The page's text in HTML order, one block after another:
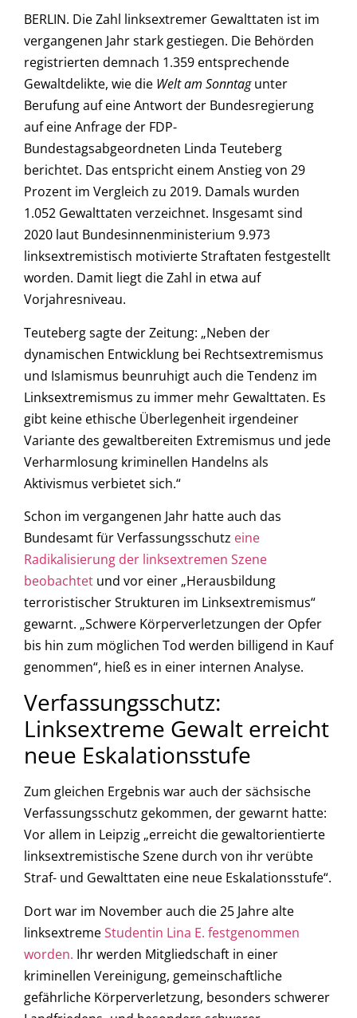
BERLIN. Die Zahl linksextremer Gewalttaten ist im
vergangenen Jahr stark gestiegen. Die Behörden
registrierten demnach 1.359 entsprechende
Gewaltdelikte, wie die Welt am Sonntagunter
Berufung auf eine Antwort der Bundesregierung
auf eine Anfrage der FDP-
Bundestagsabgeordneten Linda Teuteberg
berichtet. Das entspricht einem Anstieg von 29
Prozent im Vergleich zu 2019. Damals wurden
1.052 Gewalttaten verzeichnet. Insgesamt sind
2020 laut Bundesinnenministerium 9.973
linksextremistisch motivierte Straftaten festgestellt
worden. Damit liegt die Zahl in etwa auf
Vorjahresniveau.
Teuteberg sagte der Zeitung: „Neben der
dynamischen Entwicklung bei Rechtsextremismus
und Islamismus beunruhigt auch die Tendenz im
Linksextremismus zu immer mehr Gewalttaten. Es
gibt keine ethische Überlegenheit irgendeiner
Variante des gewaltbereiten Extremismus und jede
Verharmlosung kriminellen Handelns als
Aktivismus verbietet sich.“
Schon im vergangenen Jahr hatte auch das
Bundesamt für Verfassungsschutz eine
Radikalisierung der linksextremen Szene
beobachtet und vor einer „Herausbildung
terroristischer Strukturen im Linksextremismus“
gewarnt. „Schwere Körperverletzungen der Opfer
bis hin zum möglichen Tod werden billigend in Kauf
genommen“, hieß es in einer internen Analyse.
Verfassungsschutz:
Linksextreme Gewalt erreicht
neue Eskalationsstufe
Zum gleichen Ergebnis war auch der sächsische
Verfassungsschutz gekommen, der gewarnt hatte:
Vor allem in Leipzig „erreicht die gewaltorientierte
linksextremistische Szene durch von ihr verübte
Straf- und Gewalttaten eine neue Eskalationsstufe“.
Dort war im November auch die 25 Jahre alte
linksextremeStudentin Lina E. festgenommen
worden. Ihr werden Mitgliedschaft in einer
kriminellen Vereinigung, gemeinschaftliche
gefährliche Körperverletzung, besonders schwerer